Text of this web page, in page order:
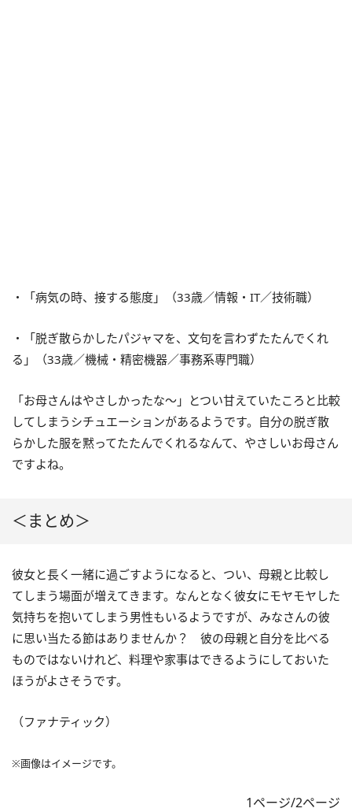
・「病気の時、接する態度」（33歳／情報・IT／技術職）
・「脱ぎ散らかしたパジャマを、文句を言わずたたんでくれ
る」（33歳／機械・精密機器／事務系専門職）
「お母さんはやさしかったな～」とつい甘えていたころと比較
してしまうシチュエーションがあるようです。自分の脱ぎ散
らかした服を黙ってたたんでくれるなんて、やさしいお母さん
ですよね。
＜まとめ＞
彼女と長く一緒に過ごすようになると、つい、母親と比較し
てしまう場面が増えてきます。なんとなく彼女にモヤモヤした
気持ちを抱いてしまう男性もいるようですが、みなさんの彼
に思い当たる節はありませんか？ 彼の母親と自分を比べる
ものではないけれど、料理や家事はできるようにしておいた
ほうがよさそうです。
（ファナティック）
※画像はイメージです。
1ページ/2ページ